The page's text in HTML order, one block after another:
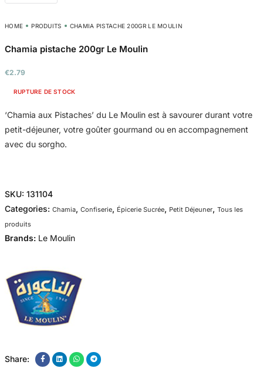
HOME PRODUITS CHAMIA PISTACHE 200GR LE MOULIN
Chamia pistache 200gr Le Moulin
€2.79
RUPTURE DE STOCK
‘Chamia aux Pistaches’ du Le Moulin est à savourer durant votre
petit-déjeuner, votre goûter gourmand ou en accompagnement
avec du sorgho.
SKU: 131104
Categories: Chamia, Confiserie, Épicerie Sucrée, Petit Déjeuner, Tous les
produits
Brands: Le Moulin
Share: